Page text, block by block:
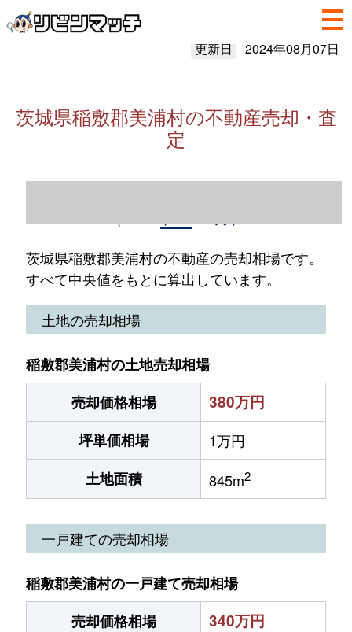
更新日 2024年08月07日
茨城県稲敷郡美浦村の不動産売却・査
定
茨城県稲敷郡美浦村の不動産の売却相場です。
すべて中央値をもとに算出しています。
土地の売却相場
稲敷郡美浦村の土地売却相場
売却価格相場
380万円
坪単価相場
1万円
土地面積
845m2
一戸建ての売却相場
稲敷郡美浦村の一戸建て売却相場
売却価格相場
340万円